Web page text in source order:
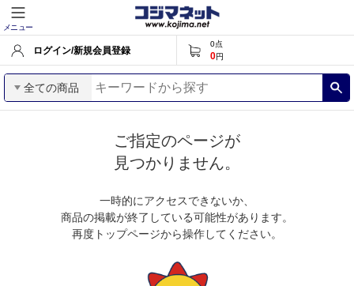
メニュー
ログイン/新規会員登録
0点
0円
全ての商品
ご指定のページが
見つかりません。
一時的にアクセスできないか、
商品の掲載が終了している可能性があります。
再度トップページから操作してください。